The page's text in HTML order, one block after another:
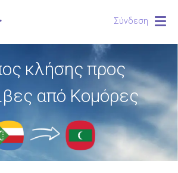
Σύνδεση
κλήσης προς
από Κομόρες